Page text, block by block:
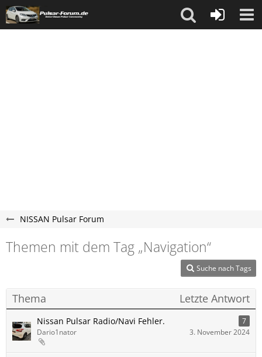
NISSAN Pulsar Forum
Themen mit dem Tag „Navigation“
Suche nach Tags
Thema Letzte Antwort
Nissan Pulsar Radio/Navi Fehler.
7
Dario1nator
3. November 2024